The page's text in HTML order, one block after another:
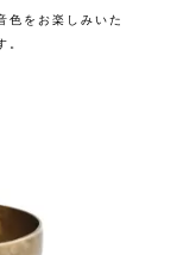
色をお楽しみいた
。